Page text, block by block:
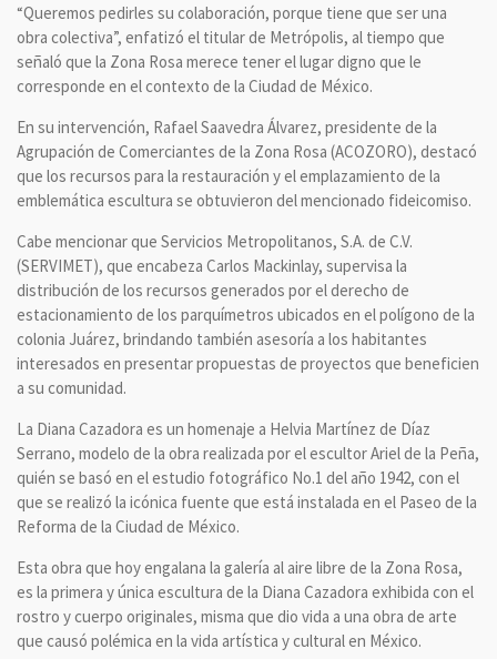
“Queremos pedirles su colaboración, porque tiene que ser una
obra colectiva”, enfatizó el titular de Metrópolis, al tiempo que
señaló que la Zona Rosa merece tener el lugar digno que le
corresponde en el contexto de la Ciudad de México.
En su intervención, Rafael Saavedra Álvarez, presidente de la
Agrupación de Comerciantes de la Zona Rosa (ACOZORO), destacó
que los recursos para la restauración y el emplazamiento de la
emblemática escultura se obtuvieron del mencionado fideicomiso.
Cabe mencionar que Servicios Metropolitanos, S.A. de C.V.
(SERVIMET), que encabeza Carlos Mackinlay, supervisa la
distribución de los recursos generados por el derecho de
estacionamiento de los parquímetros ubicados en el polígono de la
colonia Juárez, brindando también asesoría a los habitantes
interesados en presentar propuestas de proyectos que beneficien
a su comunidad.
La Diana Cazadora es un homenaje a Helvia Martínez de Díaz
Serrano, modelo de la obra realizada por el escultor Ariel de la Peña,
quién se basó en el estudio fotográfico No.1 del año 1942, con el
que se realizó la icónica fuente que está instalada en el Paseo de la
Reforma de la Ciudad de México.
Esta obra que hoy engalana la galería al aire libre de la Zona Rosa,
es la primera y única escultura de la Diana Cazadora exhibida con el
rostro y cuerpo originales, misma que dio vida a una obra de arte
que causó polémica en la vida artística y cultural en México.